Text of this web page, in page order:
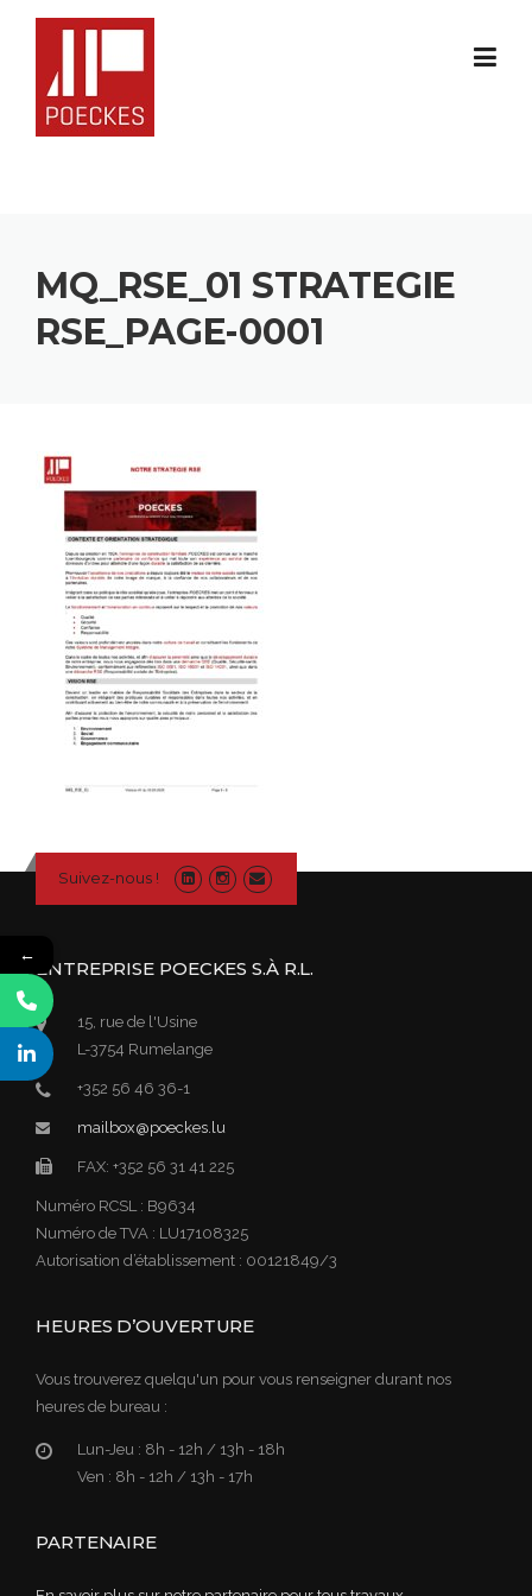
MQ_RSE_01 STRATEGIE
RSE_PAGE-0001
Suivez-nous !
ENTREPRISE POECKES S.À R.L.
15, rue de l'Usine
L-3754 Rumelange
+352 56 46 36-1
mailbox@poeckes.lu
FAX: +352 56 31 41 225
Numéro RCSL : B9634
Numéro de TVA : LU17108325
Autorisation d’établissement : 00121849/3
HEURES D’OUVERTURE
Vous trouverez quelqu'un pour vous renseigner durant nos
heures de bureau :
Lun-Jeu : 8h - 12h / 13h - 18h
Ven : 8h - 12h / 13h - 17h
PARTENAIRE
←